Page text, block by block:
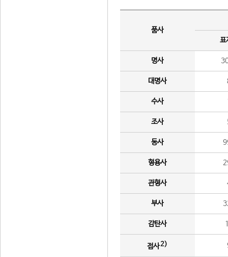
품사
표
명사
대명사
수사
조사
동사
형용사
관형사
부사
감탄사
접사2)